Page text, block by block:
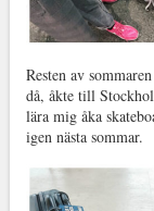
Resten av
då, åkte till
lära mig åka
igen nästa sommar.